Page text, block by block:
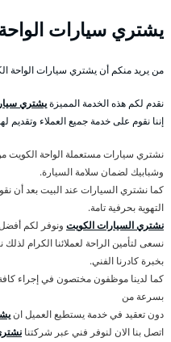
يشتري سيارات
من يريد منكم أن يشتري سيارات الواحة
نقدم لكم هذه الخدمة المميزةيشتري
إننا نقوم على خدمة جميع العملاء وتقديم
نشتري سيارات مستعملة الواحة الكويت
وشبابيك لضمان سلامة السيارة.
كما نشتري السيارات عند البيت بعد أن
التهوية بحرفية تامة.
نشتري السيارات الكويت ونوفر لكم
نسعى لتأمين الراحة لعملائنا الكرام
بخبرة كادرنا الفني.
كما لدينا موظفون مختصون في إجراء
بسرعة من
دون تعقيد في خدمة يستطيع العميل ان
اتصل بنا الان لنوفر فني عبر شركتنا